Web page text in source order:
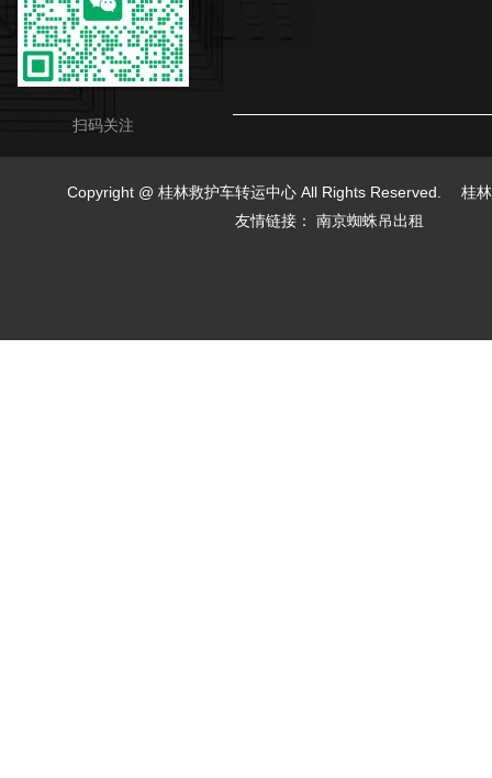
扫码关注
Copyright @ 桂林救护车转运中心 All Rights Reserved. 桂林
友情链接： 南京蜘蛛吊出租